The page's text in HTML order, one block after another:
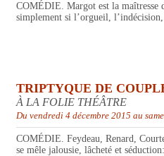
COMÉDIE. Margot est la maîtresse
simplement si l’orgueil,
TRIPTYQUE DE
À LA FOLIE THÉÂTRE
Du vendredi 4 décembre 2015 au
COMÉDIE. Feydeau, Renard,
se mêle jalousie, lâcheté et